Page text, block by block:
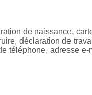
de naissance,
déclaration de
téléphone, adresse e-